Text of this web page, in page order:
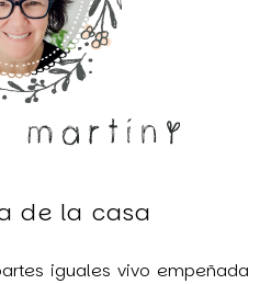
de la casa
iguales vivo empeñada